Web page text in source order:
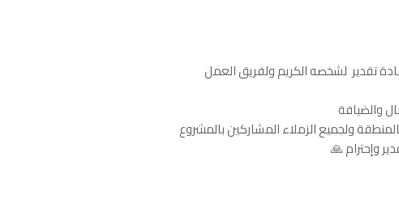
تقدير لشخصه الكريم ولفريق العمل
والضيافة
ولجميع الزملاء المشاركين بالمشروع
وإحترام 🙏